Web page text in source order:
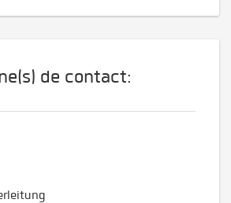
de contact: